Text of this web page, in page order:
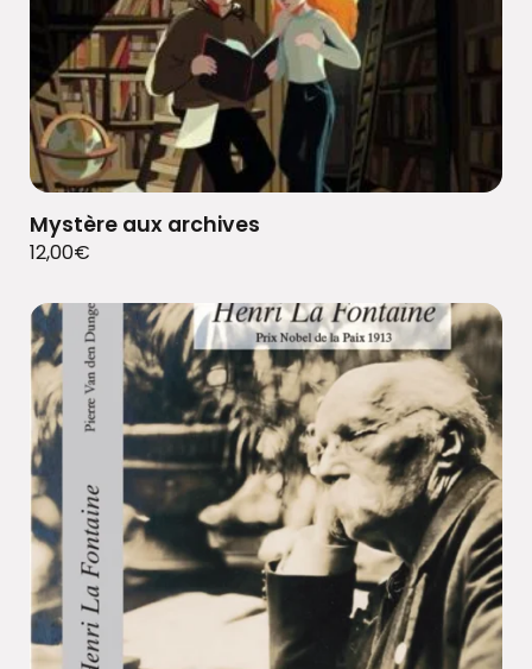
Mystère aux archives
12,00€